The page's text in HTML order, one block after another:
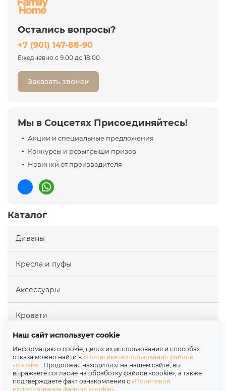
Диван угловой Ларсон 2М
74 036 ₽ 98 715 ₽
Остались вопросы?
+7 (901) 147-88-90
Ежедневно с 9:00 до 18:00
Заказать звонок
Мы в Соцсетях Присоединяйтесь!
Акции и специальные предложения
Конкурсы и розыгрыши призов
Новинки от производителя
Каталог
Диваны
Кресла и пуфы
Аксессуары
Кровати
Покупателям
Наш сайт использует cookie
Информацию о cookie, целях их использования и способах
отказа можно найти в «Политике использования файлов
«cookie» . Продолжая находиться на нашем сайте, вы
выражаете согласие на обработку файлов «cookie», а также
подтверждаете факт ознакомления с «Политикой
использования файлов «cookie»